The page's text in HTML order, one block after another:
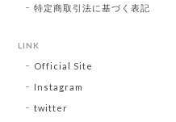
特定商取引法に基づく表記
LINK
Official Site
Instagram
twitter